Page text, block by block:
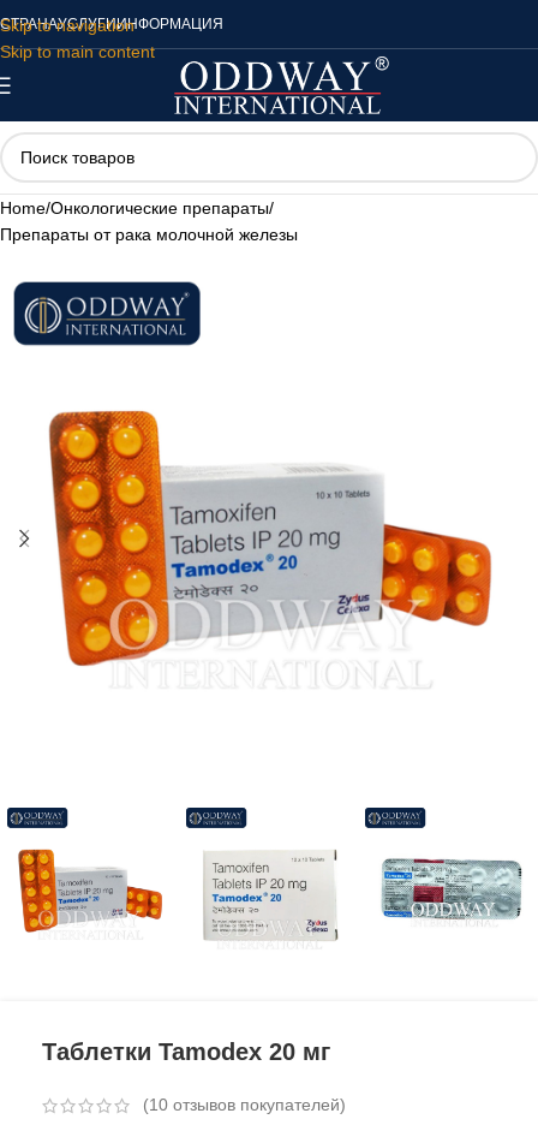
Skip to navigation
Skip to main content
СТРАНАУСЛУГИИНФОРМАЦИЯ
Home/Онкологические препараты/
Препараты от рака молочной железы
Таблетки Tamodex 20 мг
(10 отзывов покупателей)